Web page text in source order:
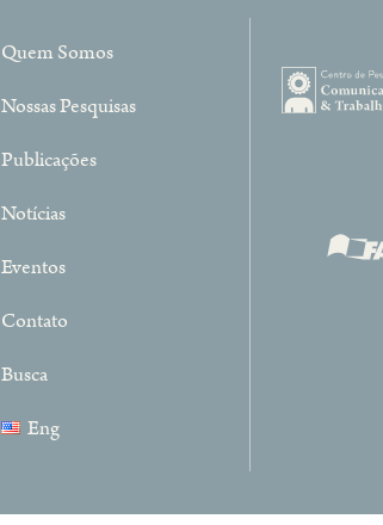
Quem Somos
Nossas Pesquisas
Publicações
Notícias
Eventos
Contato
Busca
Eng